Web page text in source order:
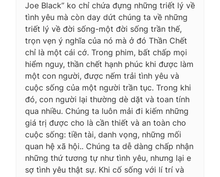
Joe Black” ko chỉ chứa đựng những triết lý về
tình yêu mà còn day dứt chúng ta về những
triết lý về đời sống-một đời sống trần thế,
trọn vẹn ý nghĩa của nó mà ở đó Thần Chết
chỉ là một cái cớ. Trong phim, bất chấp mọi
hiểm nguy, thần chết hạnh phúc khi được làm
một con người, được nếm trải tình yêu và
cuộc sống của một người trần tục. Trong khi
đó, con người lại thường dè dặt và toan tính
qua nhiều. Chúng ta luôn mải đi kiếm những
giá trị được cho là cần thiết và an toàn cho
cuộc sống: tiền tài, danh vọng, những mối
quan hệ xã hội.. Chúng ta dễ dàng chấp nhận
những thứ tương tự như tình yêu, nhưng lại e
sợ tình yêu thật sự. Khi cố sống với lí trí và